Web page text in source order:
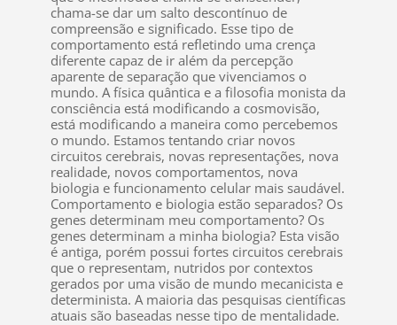
chama-se dar um salto descontínuo de
compreensão e significado. Esse tipo de
comportamento está refletindo uma crença
diferente capaz de ir além da percepção
aparente de separação que vivenciamos o
mundo. A física quântica e a filosofia monista da
consciência está modificando a cosmovisão,
está modificando a maneira como percebemos
o mundo. Estamos tentando criar novos
circuitos cerebrais, novas representações, nova
realidade, novos comportamentos, nova
biologia e funcionamento celular mais saudável.
Comportamento e biologia estão separados? Os
genes determinam meu comportamento? Os
genes determinam a minha biologia? Esta visão
é antiga, porém possui fortes circuitos cerebrais
que o representam, nutridos por contextos
gerados por uma visão de mundo mecanicista e
determinista. A maioria das pesquisas científicas
atuais são baseadas nesse tipo de mentalidade.